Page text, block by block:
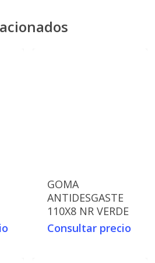
GOMA
ANTIDESGASTE
110X8 NR VERDE
Consultar precio